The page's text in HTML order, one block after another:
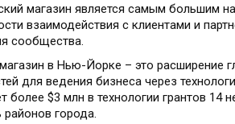
магазин является самым большим
взаимодействия с клиентами и
сообщества.
в Нью-Йорке – это расширение
для ведения бизнеса через
более $3 млн в технологии грантов 14
города.